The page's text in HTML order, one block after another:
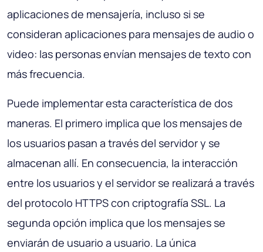
aplicaciones de mensajería, incluso si se
consideran aplicaciones para mensajes de audio o
video: las personas envían mensajes de texto con
más frecuencia.
Puede implementar esta característica de dos
maneras. El primero implica que los mensajes de
los usuarios pasan a través del servidor y se
almacenan allí. En consecuencia, la interacción
entre los usuarios y el servidor se realizará a través
del protocolo HTTPS con criptografía SSL. La
segunda opción implica que los mensajes se
enviarán de usuario a usuario. La única